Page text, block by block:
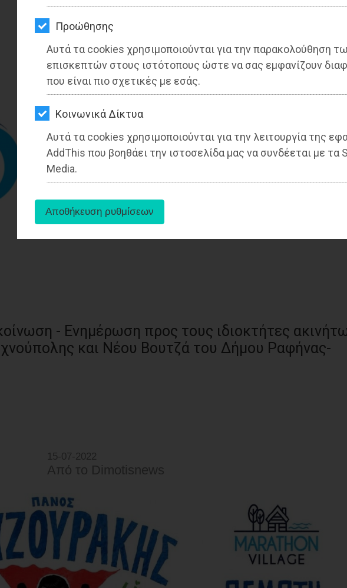
Προώθησης
Αυτά τα cookies χρησιμοποιούνται για την παρακολούθηση
επισκεπτών στους ιστότοπους ώστε να σας εμφανίζουν
που είναι πιο σχετικές με εσάς.
Kοινωνικά Δίκτυα
Αυτά τα cookies χρησιμοποιούνται για την λειτουργία της
AddThis που βοηθάει την ιστοσελίδα μας να συνδέεται με τα
Media.
- Ενημέρωση προς τους ιδιοκτήτες
και Νέου Βουτζά του Δήμου Ραφήνας-
15-07-2022
Από τo Dimotisnews